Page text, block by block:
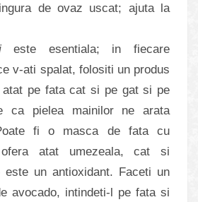
de ovaz uscat; ajuta la
este esentiala; in fiecare
v-ati spalat, folositi un produs
atat pe fata cat si pe gat si pe
ca pielea mainilor ne arata
fi o masca de fata cu
atat umezeala, cat si
un antioxidant. Faceti un
avocado, intindeti-l pe fata si